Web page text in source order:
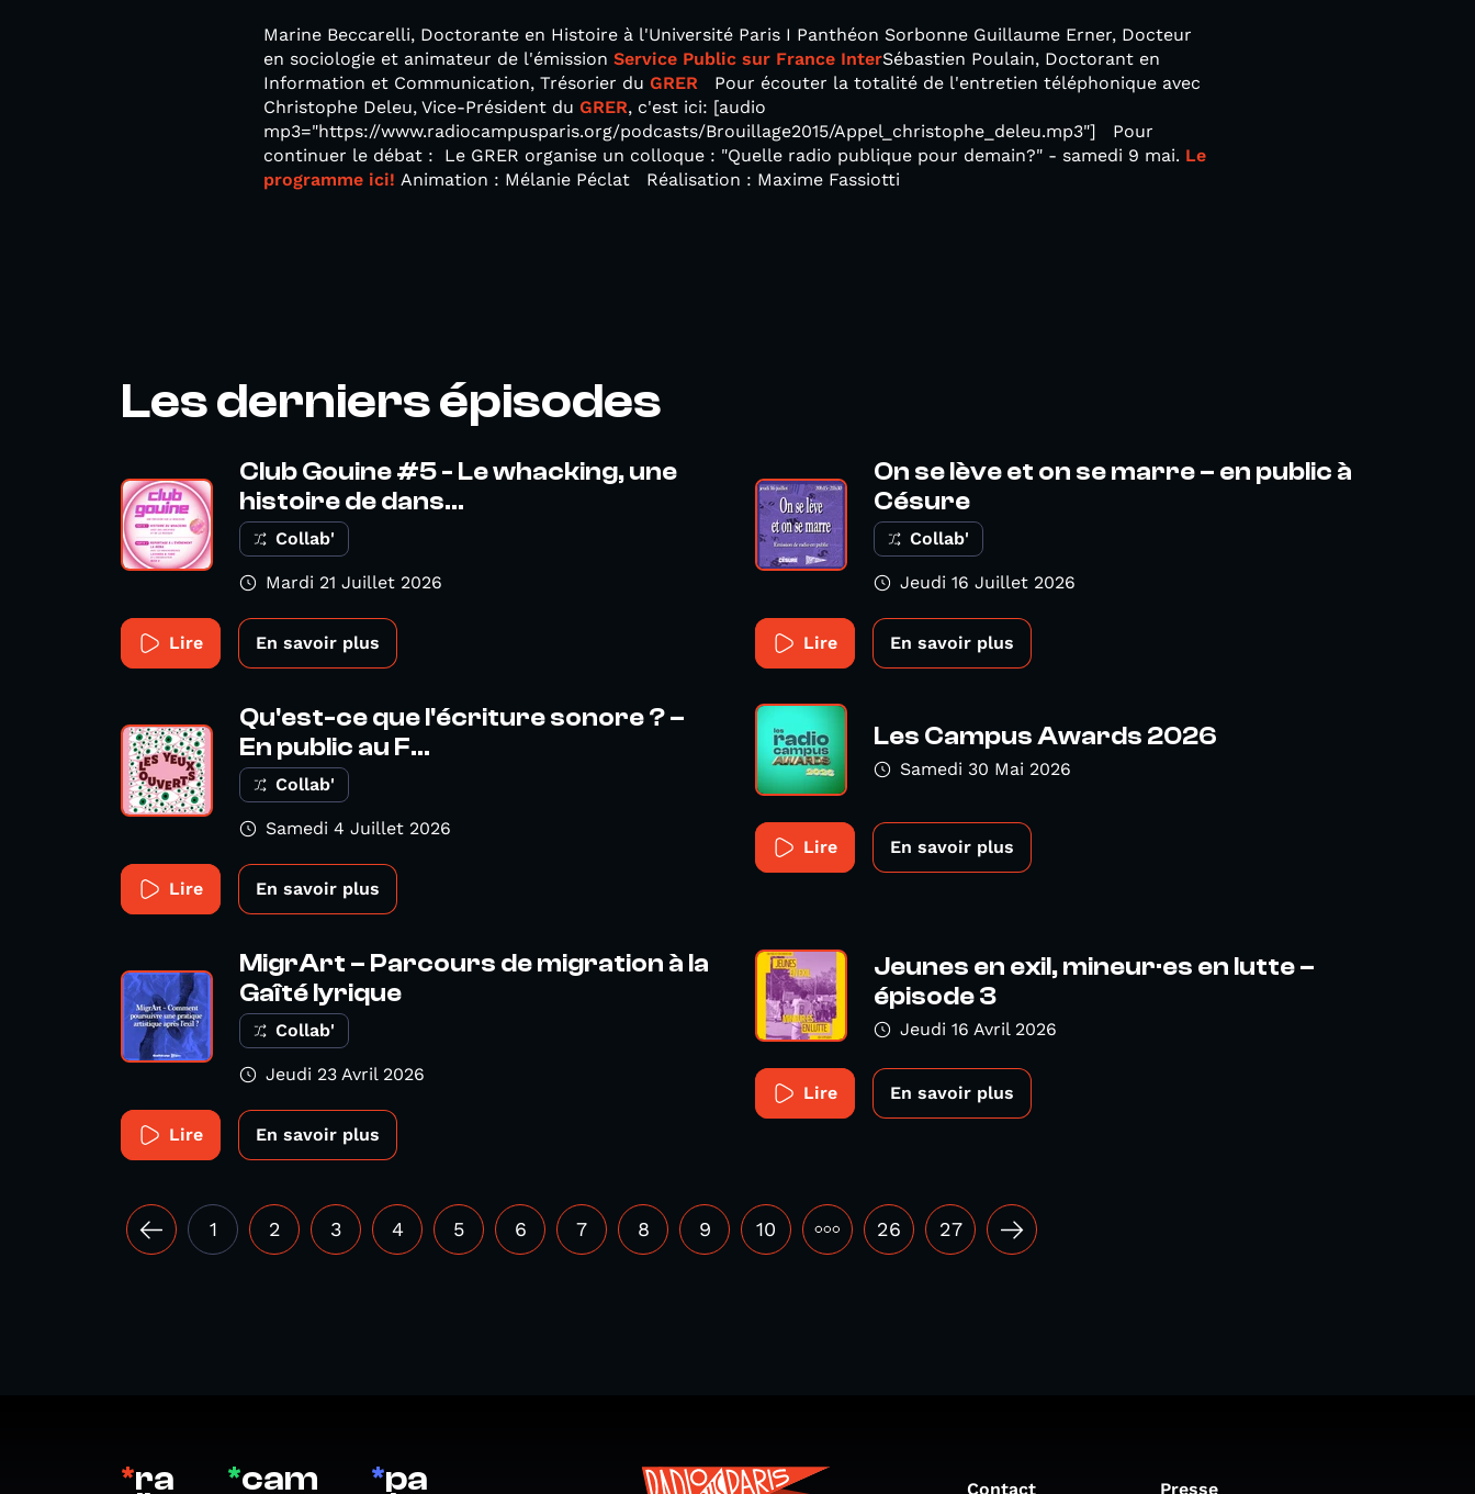
Marine Beccarelli, Doctorante en Histoire à l'Université Paris I Panthéon Sorbonne Guillaume Erner, Docteur
en sociologie et animateur de l'émission Service Public sur France InterSébastien Poulain, Doctorant en
Information et Communication, Trésorier du GRER Pour écouter la totalité de l'entretien téléphonique avec
Christophe Deleu, Vice-Président du GRER, c'est ici: [audio
mp3="https://www.radiocampusparis.org/podcasts/Brouillage2015/Appel_christophe_deleu.mp3"] Pour
continuer le débat : Le GRER organise un colloque : "Quelle radio publique pour demain?" - samedi 9 mai. Le
programme ici! Animation : Mélanie Péclat Réalisation : Maxime Fassiotti
Les derniers épisodes
Club Gouine #5 - Le whacking, une
histoire de dans...
Collab'
Mardi 21 Juillet 2026
Lire En savoir plus
On se lève et on se marre – en public à
Césure
Collab'
Jeudi 16 Juillet 2026
Lire En savoir plus
Qu'est-ce que l'écriture sonore ? –
En public au F...
Collab'
Samedi 4 Juillet 2026
Lire En savoir plus
Les Campus Awards 2026
Samedi 30 Mai 2026
Lire En savoir plus
MigrArt – Parcours de migration à la
Gaîté lyrique
Collab'
Jeudi 23 Avril 2026
Lire En savoir plus
Jeunes en exil, mineur·es en lutte –
épisode 3
Jeudi 16 Avril 2026
Lire En savoir plus
1 2 3 4 5 6 7 8 9 10 ••• 26 27
*ra *cam *pa Contact Presse